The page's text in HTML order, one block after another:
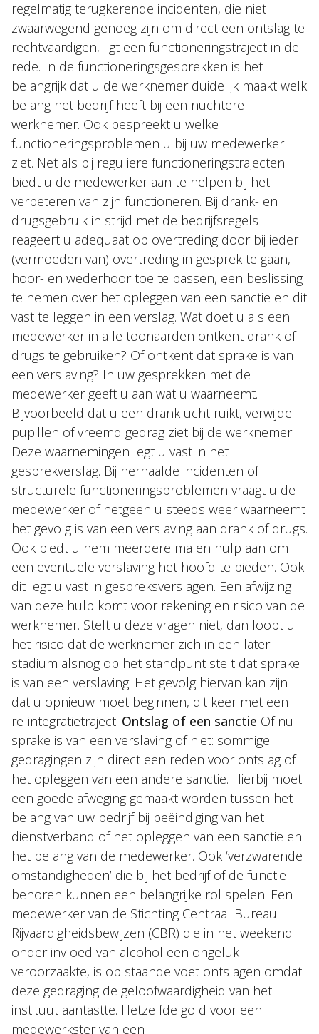
regelmatig terugkerende incidenten, die niet
zwaarwegend genoeg zijn om direct een ontslag te
rechtvaardigen, ligt een functioneringstraject in de
rede. In de functioneringsgesprekken is het
belangrijk dat u de werknemer duidelijk maakt welk
belang het bedrijf heeft bij een nuchtere
werknemer. Ook bespreekt u welke
functioneringsproblemen u bij uw medewerker
ziet. Net als bij reguliere functioneringstrajecten
biedt u de medewerker aan te helpen bij het
verbeteren van zijn functioneren. Bij drank- en
drugsgebruik in strijd met de bedrijfsregels
reageert u adequaat op overtreding door bij ieder
(vermoeden van) overtreding in gesprek te gaan,
hoor- en wederhoor toe te passen, een beslissing
te nemen over het opleggen van een sanctie en dit
vast te leggen in een verslag. Wat doet u als een
medewerker in alle toonaarden ontkent drank of
drugs te gebruiken? Of ontkent dat sprake is van
een verslaving? In uw gesprekken met de
medewerker geeft u aan wat u waarneemt.
Bijvoorbeeld dat u een dranklucht ruikt, verwijde
pupillen of vreemd gedrag ziet bij de werknemer.
Deze waarnemingen legt u vast in het
gesprekverslag. Bij herhaalde incidenten of
structurele functioneringsproblemen vraagt u de
medewerker of hetgeen u steeds weer waarneemt
het gevolg is van een verslaving aan drank of drugs.
Ook biedt u hem meerdere malen hulp aan om
een eventuele verslaving het hoofd te bieden. Ook
dit legt u vast in gespreksverslagen. Een afwijzing
van deze hulp komt voor rekening en risico van de
werknemer. Stelt u deze vragen niet, dan loopt u
het risico dat de werknemer zich in een later
stadium alsnog op het standpunt stelt dat sprake
is van een verslaving. Het gevolg hiervan kan zijn
dat u opnieuw moet beginnen, dit keer met een
re-integratietraject. Ontslag of een sanctie Of nu
sprake is van een verslaving of niet: sommige
gedragingen zijn direct een reden voor ontslag of
het opleggen van een andere sanctie. Hierbij moet
een goede afweging gemaakt worden tussen het
belang van uw bedrijf bij beëindiging van het
dienstverband of het opleggen van een sanctie en
het belang van de medewerker. Ook ‘verzwarende
omstandigheden’ die bij het bedrijf of de functie
behoren kunnen een belangrijke rol spelen. Een
medewerker van de Stichting Centraal Bureau
Rijvaardigheidsbewijzen (CBR) die in het weekend
onder invloed van alcohol een ongeluk
veroorzaakte, is op staande voet ontslagen omdat
deze gedraging de geloofwaardigheid van het
instituut aantastte. Hetzelfde gold voor een
medewerkster van een